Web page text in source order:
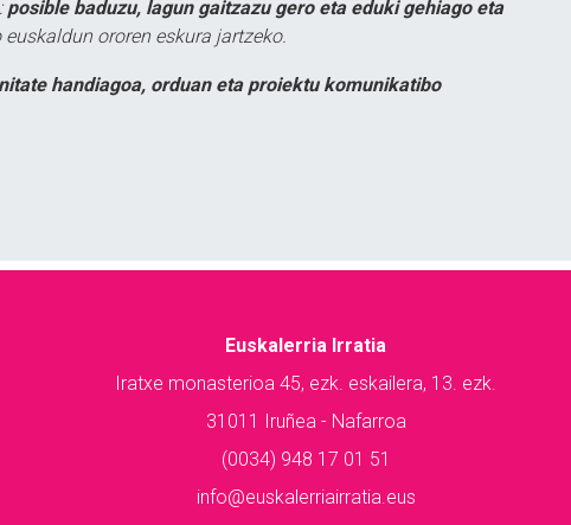
posible baduzu, lagun gaitzazu gero eta eduki gehiago eta
euskaldun ororen eskura jartzeko.
handiagoa, orduan eta proiektu komunikatibo
Euskalerria Irratia
Iratxe monasterioa 45, ezk. eskailera, 13. ezk.
31011 Iruñea - Nafarroa
(0034) 948 17 01 51
info@euskalerriairratia.eus